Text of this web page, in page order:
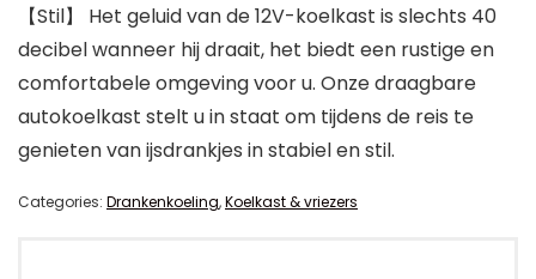
【Stil】 Het geluid van de 12V-koelkast is slechts 40
decibel wanneer hij draait, het biedt een rustige en
comfortabele omgeving voor u. Onze draagbare
autokoelkast stelt u in staat om tijdens de reis te
genieten van ijsdrankjes in stabiel en stil.
Categories: Drankenkoeling,Koelkast & vriezers